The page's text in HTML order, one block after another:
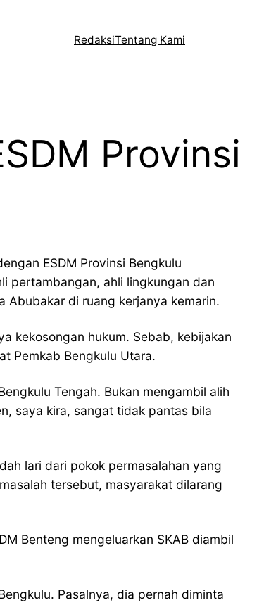
RedaksiTentang Kami
Provinsi
ESDM Provinsi Bengkulu
pertambangan, ahli lingkungan dan
Abubakar di ruang kerjanya kemarin.
kekosongan hukum. Sebab, kebijakan
Pemkab Bengkulu Utara.
Tengah. Bukan mengambil alih
saya kira, sangat tidak pantas bila
lari dari pokok permasalahan yang
tersebut, masyarakat dilarang
Benteng mengeluarkan SKAB diambil
Pasalnya, dia pernah diminta